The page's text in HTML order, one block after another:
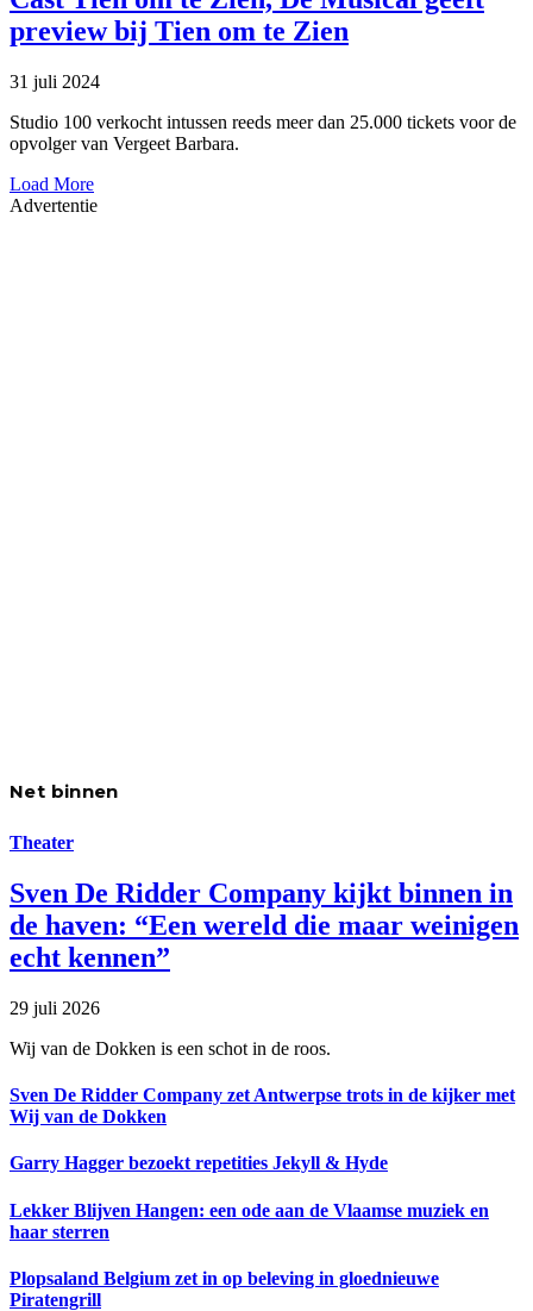
preview bij Tien om te Zien
31 juli 2024
Studio 100 verkocht intussen reeds meer dan 25.000 tickets voor de
opvolger van Vergeet Barbara.
Load More
Advertentie
Net binnen
Theater
Sven De Ridder Company kijkt binnen in
de haven: “Een wereld die maar weinigen
echt kennen”
29 juli 2026
Wij van de Dokken is een schot in de roos.
Sven De Ridder Company zet Antwerpse trots in de kijker met
Wij van de Dokken
Garry Hagger bezoekt repetities Jekyll & Hyde
Lekker Blijven Hangen: een ode aan de Vlaamse muziek en
haar sterren
Plopsaland Belgium zet in op beleving in gloednieuwe
Piratengrill